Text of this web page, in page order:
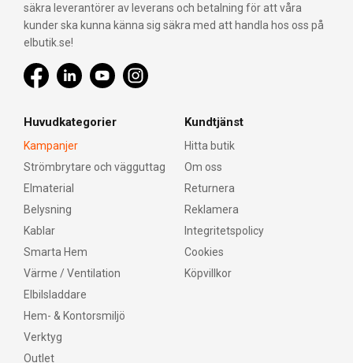
säkra leverantörer av leverans och betalning för att våra
kunder ska kunna känna sig säkra med att handla hos oss på
elbutik.se!
Huvudkategorier
Kampanjer
Strömbrytare och vägguttag
Elmaterial
Belysning
Kablar
Smarta Hem
Värme / Ventilation
Elbilsladdare
Hem- & Kontorsmiljö
Verktyg
Outlet
Kundtjänst
Hitta butik
Om oss
Returnera
Reklamera
Integritetspolicy
Cookies
Köpvillkor